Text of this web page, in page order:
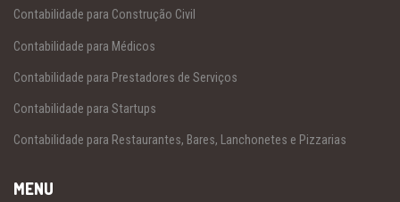
Contabilidade para Construção Civil
Contabilidade para Médicos
Contabilidade para Prestadores de Serviços
Contabilidade para Startups
Contabilidade para Restaurantes, Bares, Lanchonetes e Pizzarias
MENU